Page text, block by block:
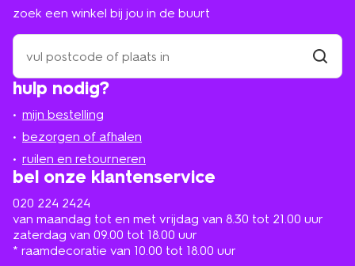
hulp nodig?
mijn bestelling
bezorgen of afhalen
ruilen en retourneren
bel onze klantenservice
020 224 2424
van maandag tot en met vrijdag van 8.30 tot 21.00 uur
zaterdag van 09.00 tot 18.00 uur
* raamdecoratie van 10.00 tot 18.00 uur
zoek een winkel bij jou in de buurt
zoek
een
winkel
bij
in
de
buurt